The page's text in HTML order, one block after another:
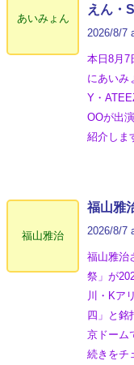
あいみょん
えん・
2026/8/7
本日8月7
にあいみ
Y・
OOが出
紹介しま
福山雅治
福山雅
2026/8/7
福山雅治
祭」が
川・Kア
四」と銘
京ドーム
続きをチ